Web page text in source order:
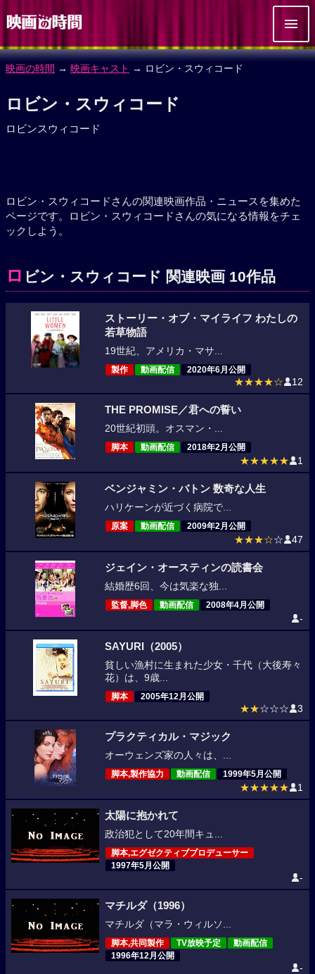
映画の時間 → 映画キャスト → ロビン・スウィコード
ロビン・スウィコード
ロビンスウィコード
ロビン・スウィコードさんの関連映画作品・ニュースを集めた
ページです。ロビン・スウィコードさんの気になる情報をチェ
ックしよう。
ロ ビン・スウィコード 関連映画 10作品
ストーリー・オブ・マイライフ わたしの
若草物語
19世紀、アメリカ・マサ...
製作 動画配信 2020年6月公開
★★★★☆ 12
THE PROMISE／君への誓い
20世紀初頭。オスマン・...
脚本 動画配信 2018年2月公開
★★★★★ 1
ベンジャミン・バトン 数奇な人生
ハリケーンが近づく病院で...
原案 動画配信 2009年2月公開
★★★☆☆ 47
ジェイン・オースティンの読書会
結婚歴6回、今は気楽な独...
監督,脚色 動画配信 2008年4月公開
-
SAYURI（2005）
貧しい漁村に生まれた少女・千代（大後寿々
花）は、9歳...
脚本 2005年12月公開
★★☆☆☆ 3
プラクティカル・マジック
オーウェンズ家の人々は、...
脚本,製作協力 動画配信 1999年5月公開
★★★★★ 1
太陽に抱かれて
政治犯として20年間キュ...
脚本,エグゼクティブプロデューサー
1997年5月公開
-
マチルダ（1996）
マチルダ（マラ・ウィルソ...
脚本,共同製作 TV放映予定
動画配信
1996年12月公開
-